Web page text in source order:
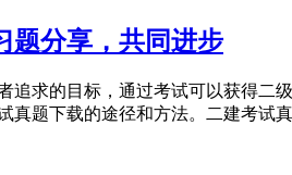
题分享，共同进步
追求的目标，通过考试可以获得
真题下载的途径和方法。二建考